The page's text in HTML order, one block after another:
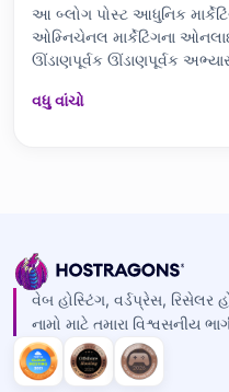
આ બ્લોગ પોસ્ટ આધુનિક
ઓમ્નિચેનલ માર્કેટિંગના
ઊંડાણપૂર્વક ઊંડાણપૂર્વક
છે તે સમજાવવામાં આવ્યું છે.
વધુ વાંચો
વેબ હોસ્ટિંગ, વર્ડપ્રેસ, રિસેલર
નામો માટે તમારા વિશ્વસનીય